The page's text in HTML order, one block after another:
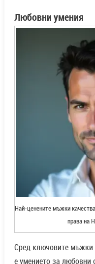
Любовни умения
Най-ценените мъжки
права на
Сред ключовите мъжки
е умението за любовни